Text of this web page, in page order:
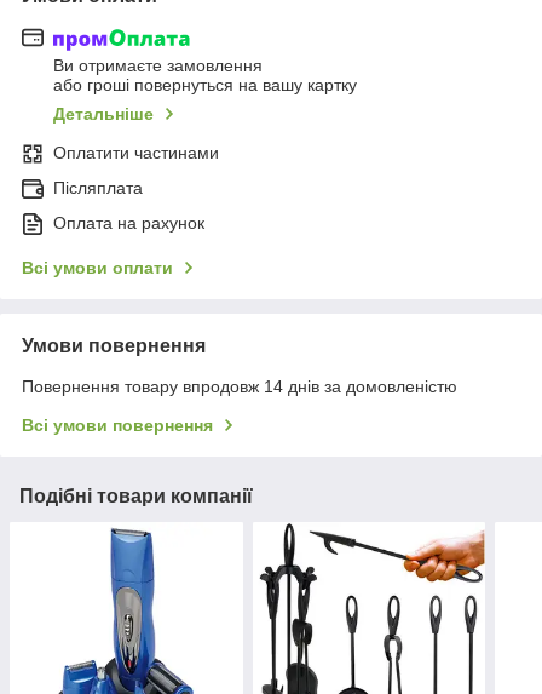
Ви отримаєте замовлення
або гроші повернуться на вашу картку
Детальніше
Оплатити частинами
Післяплата
Оплата на рахунок
Всі умови оплати
Умови повернення
Повернення товару впродовж 14 днів за домовленістю
Всі умови повернення
Подібні товари компанії